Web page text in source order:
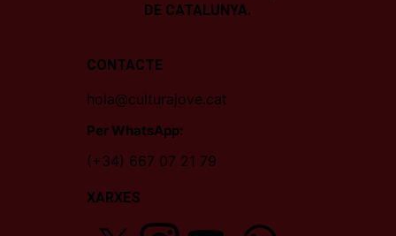
DE CATALUNYA.
CONTACTE
hola@culturajove.cat
Per WhatsApp:
(+34) 667 07 21 79
XARXES